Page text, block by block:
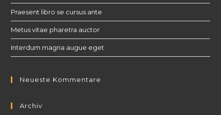
Praesent libro se cursus ante
Metus vitae pharetra auctor
Interdum magna augue eget
Neueste Kommentare
Archiv